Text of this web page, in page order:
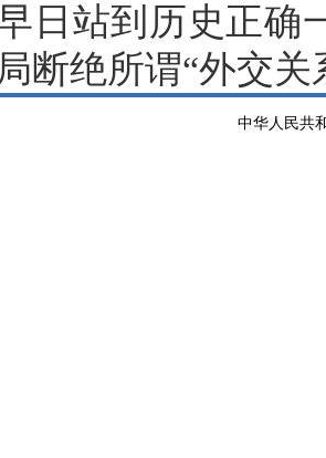
日站到历史正确
断绝所谓“外交关
中华人民共